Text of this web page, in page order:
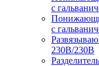
с
с
230В/230В